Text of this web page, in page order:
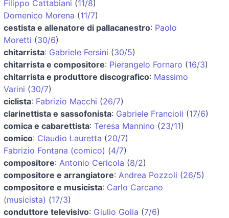
Filippo Cattabiani (11/8)
Domenico Morena (11/7)
cestista e allenatore di pallacanestro: Paolo
Moretti (30/6)
chitarrista: Gabriele Fersini (30/5)
chitarrista e compositore: Pierangelo Fornaro (16/3)
chitarrista e produttore discografico: Massimo
Varini (30/7)
ciclista: Fabrizio Macchi (26/7)
clarinettista e sassofonista: Gabriele Francioli (17/6)
comica e cabarettista: Teresa Mannino (23/11)
comico: Claudio Lauretta (20/7)
Fabrizio Fontana (comico) (4/7)
compositore: Antonio Cericola (8/2)
compositore e arrangiatore: Andrea Pozzoli (26/5)
compositore e musicista: Carlo Carcano
(musicista) (17/3)
conduttore televisivo: Giulio Golia (7/6)